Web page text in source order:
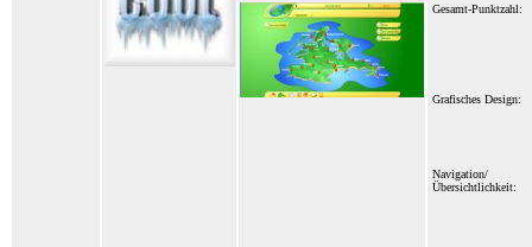
Gesamt-Punktzahl:
Grafisches Design:
Navigation/
Übersichtlichkeit: